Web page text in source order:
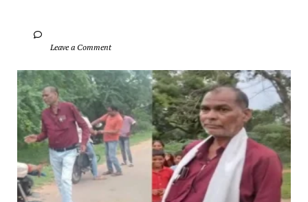
		Leave a Comment